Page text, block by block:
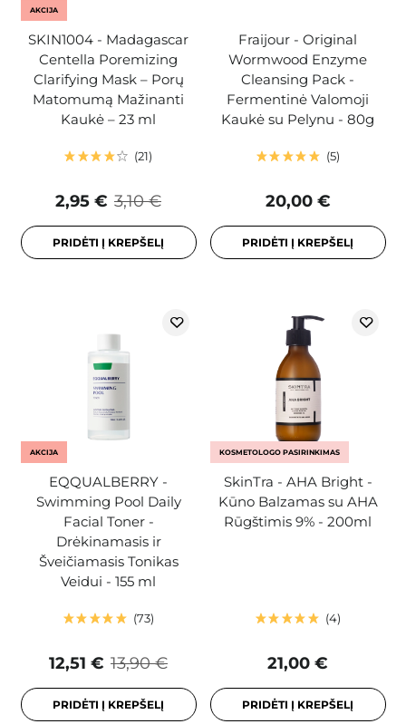
AKCIJA
SKIN1004 - Madagascar
Centella Poremizing
Clarifying Mask – Porų
Matomumą Mažinanti
Kaukė – 23 ml
21
3,10 €
2,95 €
PRIDĖTI Į KREPŠELĮ
Fraijour - Original
Wormwood Enzyme
Cleansing Pack -
Fermentinė Valomoji
Kaukė su Pelynu - 80g
5
20,00 €
PRIDĖTI Į KREPŠELĮ
AKCIJA
EQQUALBERRY -
Swimming Pool Daily
Facial Toner -
Drėkinamasis ir
Šveičiamasis Tonikas
Veidui - 155 ml
73
13,90 €
12,51 €
PRIDĖTI Į KREPŠELĮ
KOSMETOLOGO PASIRINKIMAS
SkinTra - AHA Bright -
Kūno Balzamas su AHA
Rūgštimis 9% - 200ml
4
21,00 €
PRIDĖTI Į KREPŠELĮ